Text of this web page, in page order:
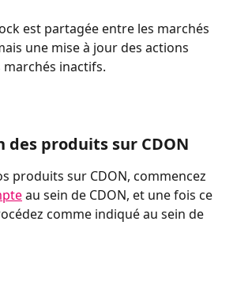
est partagée entre les marchés
une mise à jour des actions
marchés inactifs.
des produits sur CDON
produits sur CDON, commencez
au sein de CDON, et une fois ce
comme indiqué au sein de